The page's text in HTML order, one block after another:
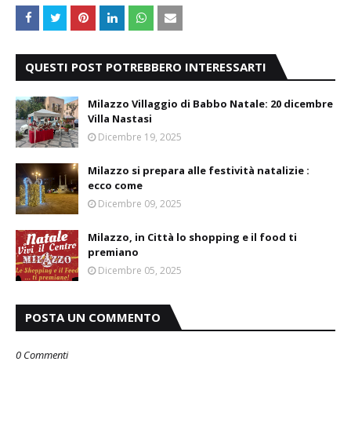
QUESTI POST POTREBBERO INTERESSARTI
Milazzo Villaggio di Babbo Natale: 20 dicembre
Villa Nastasi
Dicembre 19, 2025
Milazzo si prepara alle festività natalizie :
ecco come
Dicembre 09, 2025
Milazzo, in Città lo shopping e il food ti
premiano
Dicembre 05, 2025
POSTA UN COMMENTO
0 Commenti